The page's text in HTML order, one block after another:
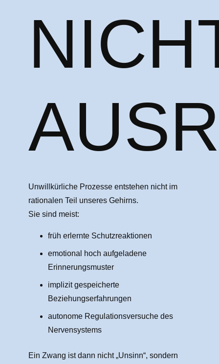
Unwillkürliche Prozesse entstehen nicht im
rationalen Teil unseres Gehirns.
Sie sind meist:
früh erlernte Schutzreaktionen
emotional hoch aufgeladene
Erinnerungsmuster
implizit gespeicherte
Beziehungserfahrungen
autonome Regulationsversuche des
Nervensystems
Ein Zwang ist dann nicht „Unsinn“, sondern